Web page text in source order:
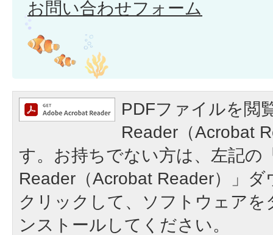
お問い合わせフォーム
PDFファイルを閲
Reader（Acrobat
す。お持ちでない方は、左記の
Reader（Acrobat Reader）」
クリックして、ソフトウェア
ンストールしてください。